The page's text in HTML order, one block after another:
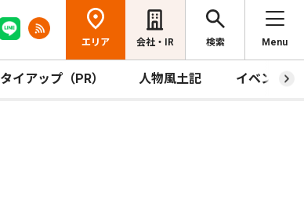
エリア 会社・IR 検索 Menu
タイアップ（PR） 人物風土記 イベント